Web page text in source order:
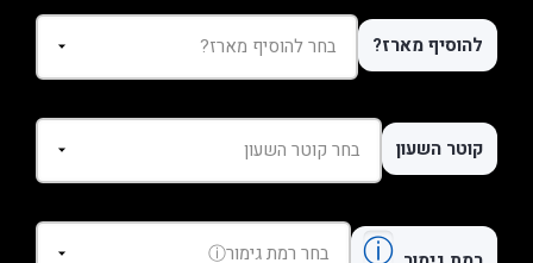
להוסיף מארז?
קוטר השעון
ⓘ